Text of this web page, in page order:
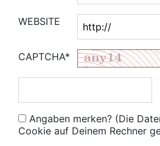
WEBSITE
CAPTCHA*
Angaben merken? (Die
Cookie auf Deinem Rechner